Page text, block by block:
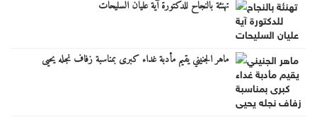
تهنئة بالنجاح للدكتورة آية عليان السليحات
ماهر الجنيني يقيم مأدبة غداء كبرى بمناسبة زفاف نجله يحيى